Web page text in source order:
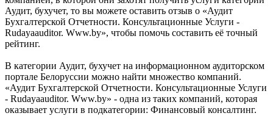
Аудит, бухучет, то вы можете оставить отзыв о «Аудит
Бухгалтерской Отчетности. Консультационные Услуги -
Rudayaauditor. Www.by», чтобы помочь составить её точный
рейтинг.
В категории Аудит, бухучет на информационном аудиторском
портале Белоруссии можно найти множество компаний.
«Аудит Бухгалтерской Отчетности. Консультационные Услуги
- Rudayaauditor. Www.by» - одна из таких компаний, которая
оказывает услуги в подкатегории: Финансовый консалтинг.